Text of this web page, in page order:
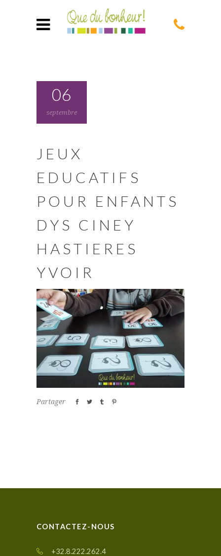
06
septembre
JEUX
EDUCATIFS
POUR ENFANTS
DYS CINEY
HASTIERES
YVOIR
Partager
CONTACTEZ-NOUS
+32.8.222.262.4